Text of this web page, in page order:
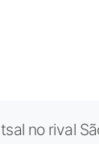
no rival